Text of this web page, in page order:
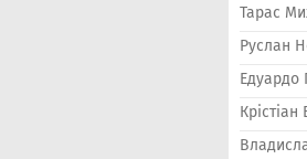
Тарас
Руслан
Едуардо
Крістіан